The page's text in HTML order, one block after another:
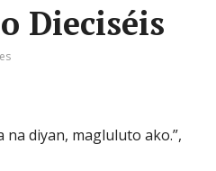
Dieciséis
na diyan, magluluto ako.”,